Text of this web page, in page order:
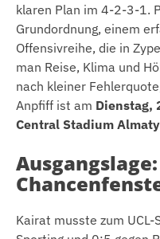
klaren Plan im 4-2-3-1.
Grundordnung, einem
Offensivreihe, die in
man Reise, Klima und
nach kleiner
Anpfiff ist am Dienstag,
Central Stadium Almaty
Kairat musste zum